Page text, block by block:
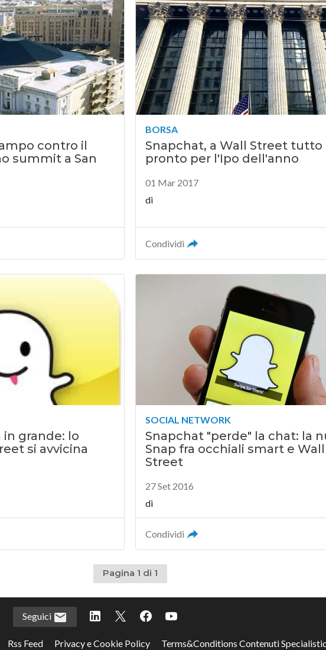
contro il
summit a San
BORSA
Snapchat, a Wall Street tutto
pronto per l'Ipo dell'anno
01 Mar 2017
di
Condividi
grande: lo
si avvicina
SOCIAL NETWORK
Snapchat "perde" la chat: la
Snap fra occhiali smart e Wall
Street
27 Set 2016
di
Condividi
Pagina 1 di 1
Seguici
Rss Feed Privacy e Cookie Policy Terms&Conditions Contenuti